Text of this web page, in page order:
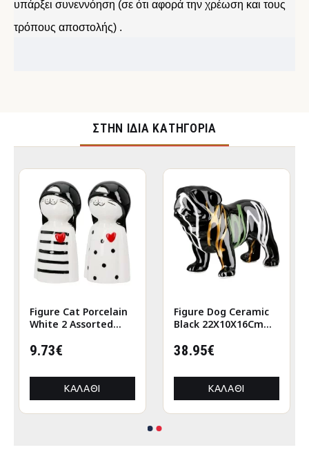
υπάρξει συνεννόηση (σε ότι αφορά την χρέωση και τους
τρόπους αποστολής) .
ΣΤΉΝ ΊΔΙΑ ΚΑΤΗΓΟΡΊΑ
Figure Cat Porcelain
White 2 Assorted
9.73€
ΚΑΛΆΘΙ
Figure Dog Ceramic
Black 22X10X16Cm
38.95€
ΚΑΛΆΘΙ